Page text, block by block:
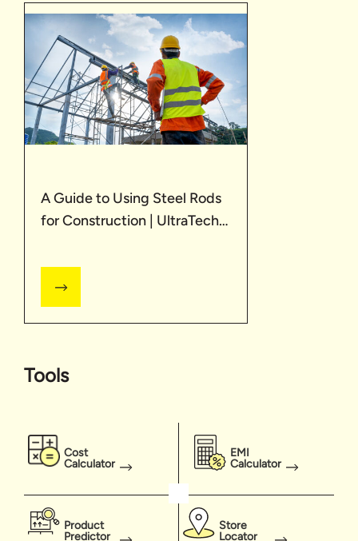
A Guide to Using Steel Rods
for Construction | UltraTech
Tools
Cost
Calculator
EMI
Calculator
Product
Predictor
Store
Locator